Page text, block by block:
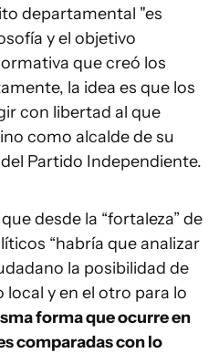
departamental "es
y el objetivo
que creó los
la idea es que los
con libertad al que
como alcalde de su
Partido Independiente.
desde la “fortaleza” de
“habría que analizar
la posibilidad de
y en el otro para lo
forma que ocurre en
comparadas con lo